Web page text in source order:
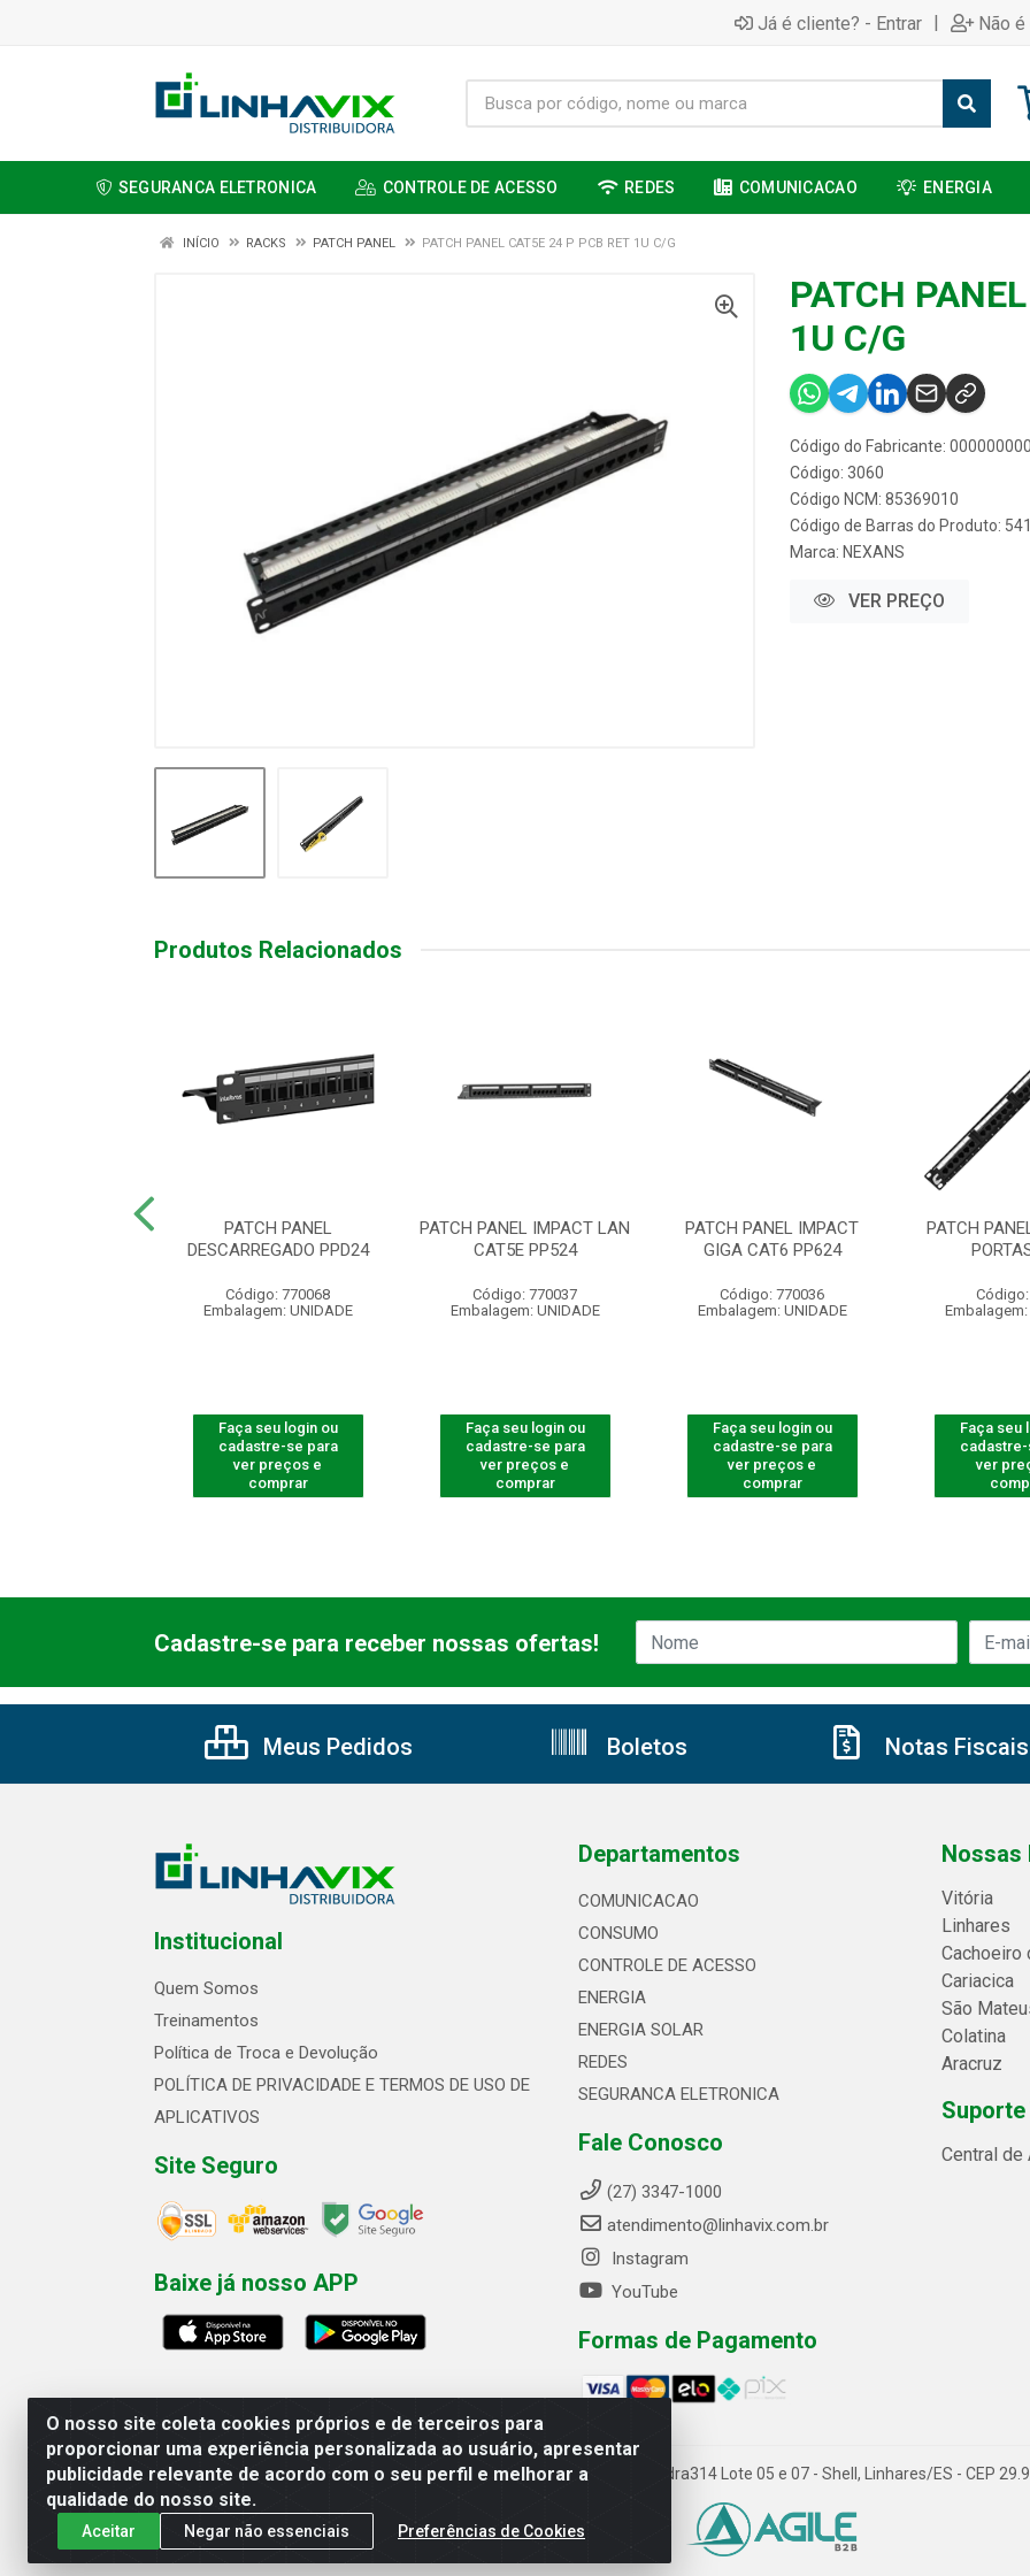
Já é cliente? - Entrar | Não
SEGURANCA ELETRONICA CONTROLE DE ACESSO REDES COMUNICACAO ENERGIA
INÍCIO RACKS PATCH PANEL PATCH PANEL CAT5E 24 P PCB RET 1U C/G
PATCH
1U C/G
Código do Fabricante:
Código: 3060
Código NCM: 85369010
Código de Barras do Produto:
Marca: NEXANS
VER PREÇO
Produtos Relacionados
PATCH PANEL
DESCARREGADO PPD24
Código: 770068
Embalagem: UNIDADE
Faça seu login ou
cadastre-se para
ver preços e
comprar
PATCH PANEL IMPACT LAN
CAT5E PP524
Código: 770037
Embalagem: UNIDADE
Faça seu login ou
cadastre-se para
ver preços e
comprar
PATCH PANEL IMPACT
GIGA CAT6 PP624
Código: 770036
Embalagem: UNIDADE
Faça seu login ou
cadastre-se para
ver preços e
comprar
PATCH
Embalagem:
Faça seu
ver
O nosso site coleta cookies próprios e de terceiros para
proporcionar uma experiência personalizada ao usuário, apresentar
publicidade relevante de acordo com o seu perfil e melhorar a
qualidade do nosso site.
Aceitar Negar não essenciais Preferências de Cookies
Cadastre-se para receber nossas ofertas!
Meus Pedidos Boletos Notas Fiscais
Institucional
Quem Somos
Treinamentos
Política de Troca e Devolução
POLÍTICA DE PRIVACIDADE E TERMOS DE USO DE
APLICATIVOS
Site Seguro
Baixe já nosso APP
Departamentos
COMUNICACAO
CONSUMO
CONTROLE DE ACESSO
ENERGIA
ENERGIA SOLAR
REDES
SEGURANCA ELETRONICA
Fale Conosco
(27) 3347-1000
atendimento@linhavix.com.br
Instagram
YouTube
Formas de Pagamento
Nossas
Vitória
Linhares
Cachoeiro
Cariacica
São
Colatina
Aracruz
Central de
Linhavix Distribuidora LTDA - Avenida Alegre, 2521 - Quadra314 Lote 05 e 07 - Shell, Linhares/ES - CEP